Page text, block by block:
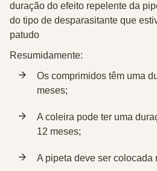
duração do efeito repelente da
do tipo de desparasitante que
patudo
Resumidamente:
Os comprimidos têm uma
meses;
A coleira pode ter uma
12 meses;
A pipeta deve ser colocada